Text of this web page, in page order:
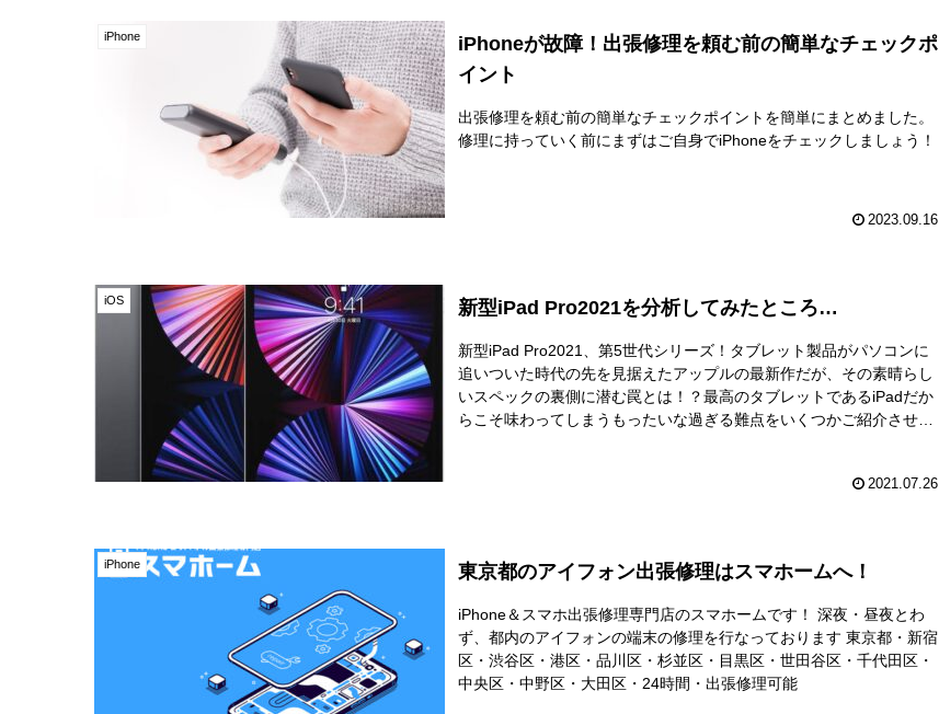
iPhone
iPhoneが故障！出張修理を頼む前の簡単なチェックポ
イント
出張修理を頼む前の簡単なチェックポイントを簡単にまとめました。
修理に持っていく前にまずはご自身でiPhoneをチェックしましょう！
2023.09.16
iOS 新型iPad Pro2021を分析してみたところ…
新型iPad Pro2021、第5世代シリーズ！タブレット製品がパソコンに
追いついた時代の先を見据えたアップルの最新作だが、その素晴らし
いスペックの裏側に潜む罠とは！？最高のタブレットであるiPadだか
らこそ味わってしまうもったいな過ぎる難点をいくつかご紹介させて
2021.07.26
iPhone 東京都のアイフォン出張修理はスマホームへ！
iPhone＆スマホ出張修理専門店のスマホームです！ 深夜・昼夜とわ
ず、都内のアイフォンの端末の修理を行なっております 東京都・新宿
区・渋谷区・港区・品川区・杉並区・目黒区・世田谷区・千代田区・
中央区・中野区・大田区・24時間・出張修理可能